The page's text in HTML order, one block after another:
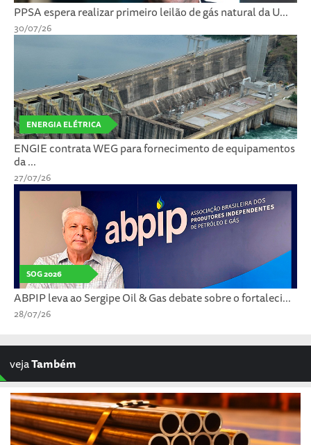
PPSA espera realizar primeiro leilão de gás natural da U...
30/07/26
ENERGIA ELÉTRICA
ENGIE contrata WEG para fornecimento de equipamentos
da ...
27/07/26
SOG 2026
ABPIP leva ao Sergipe Oil & Gas debate sobre o fortaleci...
28/07/26
vejaTambém